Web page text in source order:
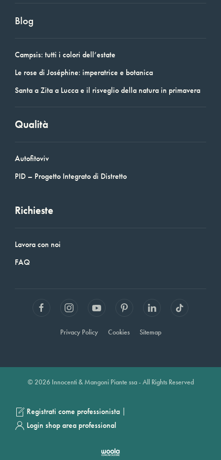
Blog
Campsis: tutti i colori dell’estate
Le rose di Joséphine: imperatrice e botanica
Santa a Zita a Lucca e il risveglio della natura in primavera
Qualità
Autofitoviv
PID – Progetto Integrato di Distretto
Richieste
Lavora con noi
FAQ
Privacy Policy Cookies Sitemap
© 2026 Innocenti & Mangoni Piante ssa - All Rights Reserved
Registrati come professionista |
Login shop area professional